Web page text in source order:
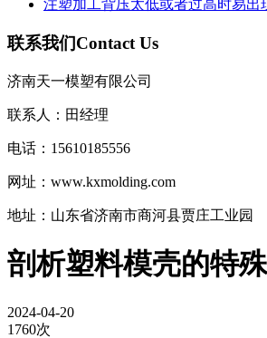
注塑加工背压太低或者过高时易出
联系我们Contact Us
济南天一模塑有限公司
联系人：田经理
电话：15610185556
网址：www.kxmolding.com
地址：山东省济南市商河县贾庄工业园
剖析塑料模壳的特
2024-04-20
1760次